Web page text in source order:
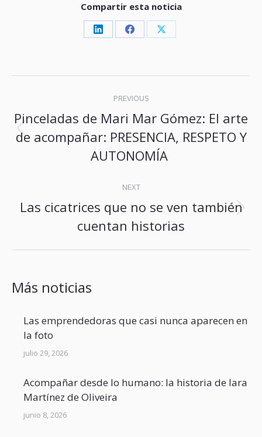
Compartir esta noticia
Share
LinkedIn
Share
Facebook
Share
X
navigation PREVIOUS
Previous
post:
Pinceladas de Mari Mar Gómez: El arte
de acompañar: PRESENCIA, RESPETO Y
AUTONOMÍA
NEXT
Next
post:
Las cicatrices que no se ven también
cuentan historias
Más noticias
Las emprendedoras que casi nunca aparecen en
la foto
julio 29, 2026
Acompañar desde lo humano: la historia de Iara
Martínez de Oliveira
junio 8, 2026